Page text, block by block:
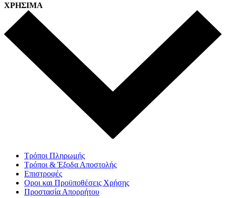
ΧΡΗΣΙΜΑ
Τρόποι Πληρωμής
Τρόποι & Έξοδα Αποστολής
Επιστροφές
Οροι και Προϋποθέσεις Χρήσης
Προστασία Απορρήτου